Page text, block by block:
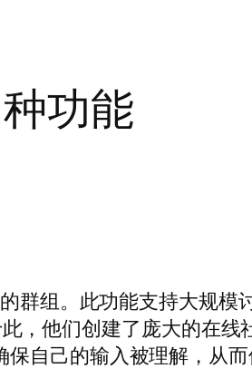
功能
群组。此功能支持大规模
，他们创建了庞大的在
自己的输入被理解，从而